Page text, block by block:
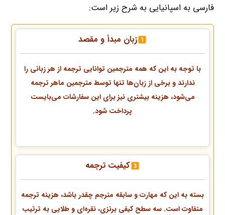
فارسی به اسپانیایی به شرح زیر است:
زبان مبدأ و مقصد
با توجه به این که همه مترجمین توانایی ترجمه از هر زبانی را
ندارند و برخی از زبان‌ها تنها توسط مترجمین ماهر ترجمه
می‌شود، هزینه بیشتری نیز برای این سفارشات می‌بایست
پرداخت شود.
کیفیت ترجمه
بسته به این که مهارت و سابقه مترجم چقدر باشد، هزینه ترجمه
متفاوت است. سه سطح کیفی برنزی، نقره‌ای و طلایی به ترتیب